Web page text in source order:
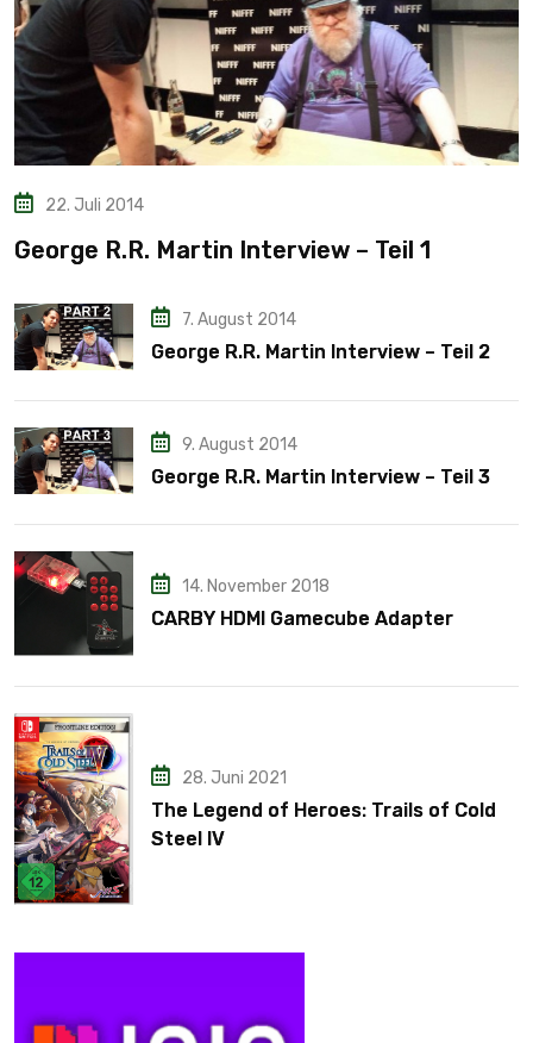
22. Juli 2014
George R.R. Martin Interview – Teil 1
7. August 2014
George R.R. Martin Interview – Teil 2
9. August 2014
George R.R. Martin Interview – Teil 3
14. November 2018
CARBY HDMI Gamecube Adapter
28. Juni 2021
The Legend of Heroes: Trails of Cold
Steel IV